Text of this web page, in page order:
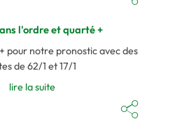
l'ordre et quarté +
pour notre pronostic avec des
de 62/1 et 17/1
lire la suite